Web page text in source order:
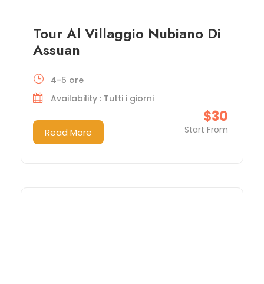
Tour Al Villaggio Nubiano Di
Assuan
$30
Start From
4-5 ore
Availability : Tutti i giorni
Read More